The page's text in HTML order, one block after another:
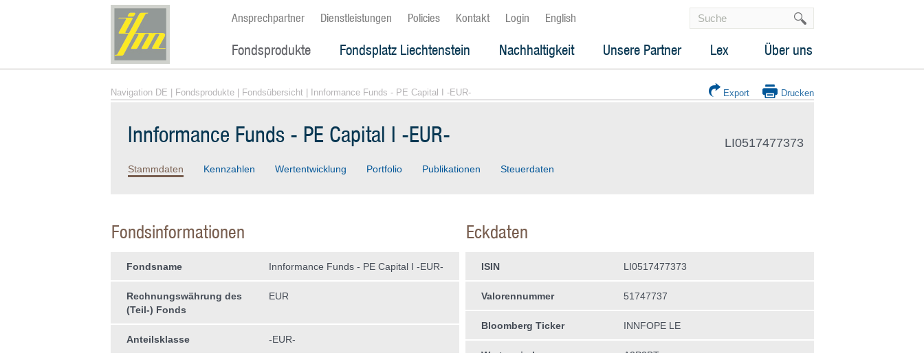
Ansprechpartner Dienstleistungen Policies Kontakt Login English
Fondsprodukte Fondsplatz Liechtenstein Nachhaltigkeit Unsere Partner Lex Über uns
Navigation DE Fondsprodukte| Fondsübersicht| Innformance Funds - PE Capital I -EUR- Export Drucken
Innformance Funds - PE Capital I -EUR- LI0517477373
Stammdaten Kennzahlen Wertentwicklung Portfolio Publikationen Steuerdaten
Fondsinformationen
Fondsname Innformance Funds - PE Capital I -EUR-
Rechnungswährung des
(Teil-) Fonds
EUR
Anteilsklasse -EUR-
Eckdaten
ISIN LI0517477373
Valorennummer 51747737
Bloomberg Ticker INNFOPE LE